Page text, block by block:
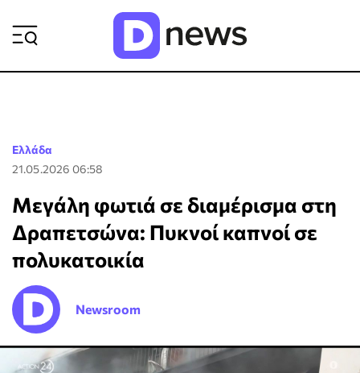
Ελλάδα
21.05.2026 06:58
Μεγάλη φωτιά σε διαμέρισμα στη
Δραπετσώνα: Πυκνοί καπνοί σε
πολυκατοικία
Newsroom